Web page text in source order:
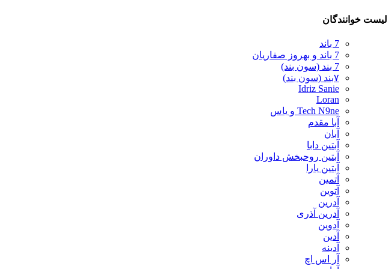
لیست خوانندگان
7 باند
7 باند و بهروز صفاریان
7 بند (سون بند)
۷بند (سون بند)
Idriz Sanie
Loran
Tech N9ne و یاس
آبا مقدم
آبان
آبتین دابا
آبتین روحبخش داوران
آبتین یارا
آتمین
آتوین
آدرین
آدرین آذری
آدوین
آدین
آدینه
آر اس اچ